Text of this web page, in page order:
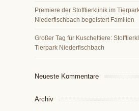
Premiere der Stofftierklinik im
Niederfischbach begeistert Familien
Großer Tag für Kuscheltiere:
Tierpark Niederfischbach
Neueste Kommentare
Archiv